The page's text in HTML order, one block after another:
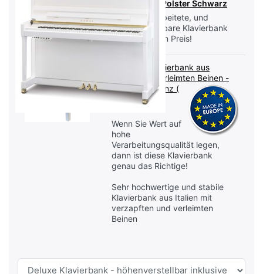
Hochglanz / Polster Schwarz
Eine gut verabeitete, und
höhenverstellbare Klavierbank
zum günstigen Preis!
Premium-Klavierbank aus
Europa mit verleimten Beinen -
Weiß Hochglanz (
UvP: 249,00)
Wenn Sie Wert auf
hohe
Verarbeitungsqualität legen,
dann ist diese Klavierbank
genau das Richtige!
Sehr hochwertige und stabile
Klavierbank aus Italien mit
verzapften und verleimten
Beinen